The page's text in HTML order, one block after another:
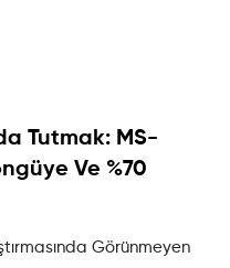
Tutmak: MS-
Ve %70
Görünmeyen